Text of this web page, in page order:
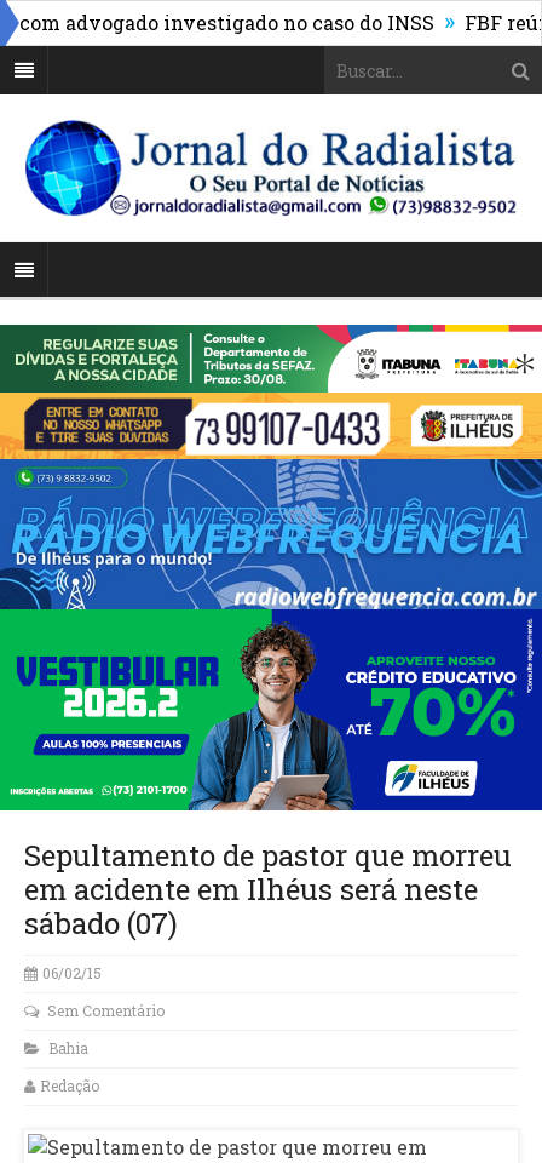
advogado investigado no caso do INSS » FBF reúne
Sepultamento de pastor que morreu
em acidente em Ilhéus será neste
sábado (07)
06/02/15
Sem Comentário
Bahia
Redação